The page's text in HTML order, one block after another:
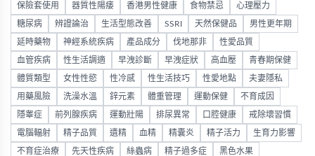
保險套使用 器質性陽痿 香港男性健康 食物禁忌 心理壓力
糖尿病 辨證論治 生活型態改善 SSRI 天然保健品 男性更年期
延時藥物 神經系統疾病 產品成分 伐地那非 性愛品質
血管疾病 性生活調適 早洩診斷 早洩症狀 高血壓 青春期保健
體質類型 女性性慾 性冷感 性生活技巧 性愛地點 夫妻隱私
用藥風險 洗澡水溫 鋅元素 體重管理 運動保健 不育成因
隱睾症 前列腺疾病 運動壯陽 排尿異常 口腔健康 戒除壞習慣
電腦輻射 精子品質 遺精 血精 精囊炎 精子活力 生育力影響
不育症治療 先天性疾病 絲蟲病 精子過多症 黑色水果